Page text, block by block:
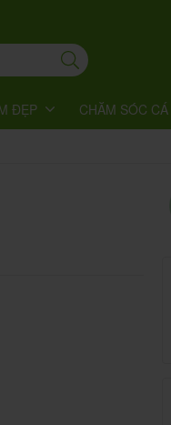
ĐẸP CHĂM SÓC